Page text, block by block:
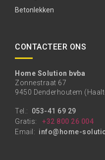
Betonlekken
CONTACTEER ONS
Home Solution bvba
Zonnestraat 67
9450 Denderhoutem
Tel.: 053-41 69 29
Gratis:
+32 800 26 004
Email: info@home-